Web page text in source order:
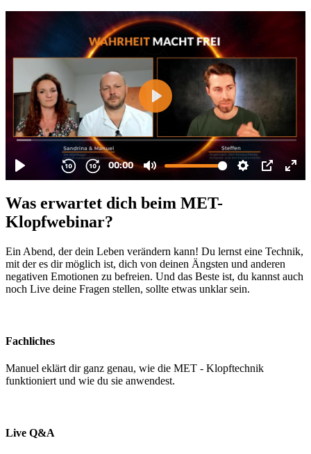
Was erwartet dich beim MET-
Klopfwebinar?
Ein Abend, der dein Leben verändern kann! Du lernst eine Technik,
mit der es dir möglich ist, dich von deinen Ängsten und anderen
negativen Emotionen zu befreien. Und das Beste ist, du kannst auch
noch Live deine Fragen stellen, sollte etwas unklar sein.
Fachliches
Manuel eklärt dir ganz genau, wie die MET - Klopftechnik
funktioniert und wie du sie anwendest.
Live Q&A